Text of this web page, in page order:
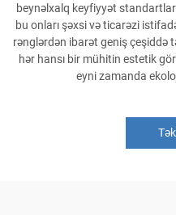
beynəlxalq keyfiyyət
bu onları şəxsi və ticarəzi
rənglərdən ibarət geniş çeşiddə
hər hansı bir mühitin estetik
eyni zamanda